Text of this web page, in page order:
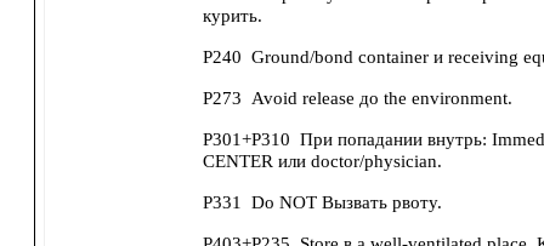
курить.
P240 Ground/bond container и receiving
P273 Avoid release до the environment.
P301+P310 При попадании внутрь:
CENTER или doctor/physician.
P331 Do NOT Вызвать рвоту.